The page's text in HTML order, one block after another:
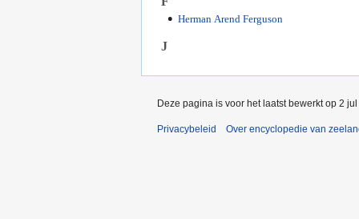
Herman Arend Ferguson
J
Deze pagina is voor het laatst bewerkt op 2
Privacybeleid Over encyclopedie van